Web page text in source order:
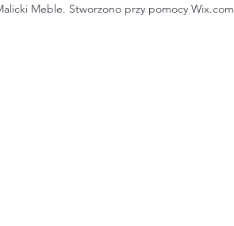
Meble. Stworzono przy pomocy Wix.com